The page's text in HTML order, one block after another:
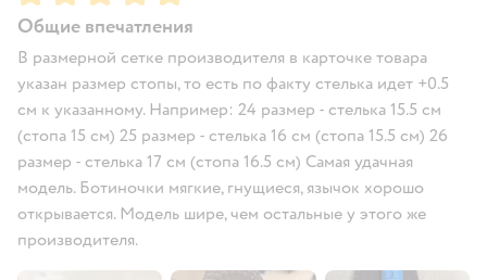
Общие впечатления
В размерной сетке производителя в карточке товара
указан размер стопы, то есть по факту стелька идет +0.5
см к указанному. Например: 24 размер - стелька 15.5 см
(стопа 15 см) 25 размер - стелька 16 см (стопа 15.5 см) 26
размер - стелька 17 см (стопа 16.5 см) Самая удачная
модель. Ботиночки мягкие, гнущиеся, язычок хорошо
открывается. Модель шире, чем остальные у этого же
производителя.